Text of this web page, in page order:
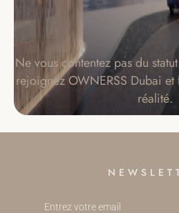
Ne vous contentez pas du
rejoignez OWNERSS Dubai et
réalité.